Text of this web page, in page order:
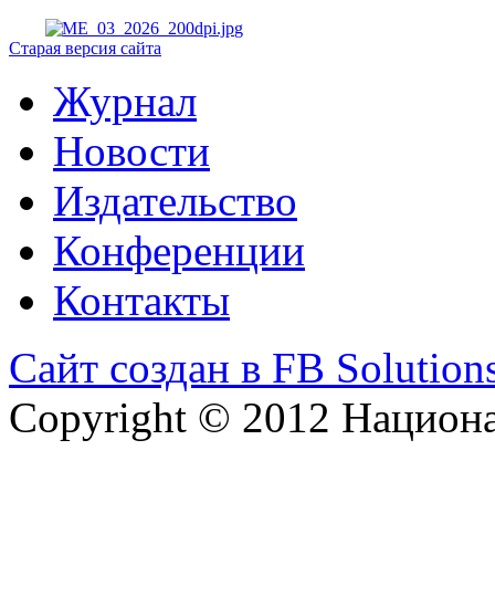
Старая версия сайта
Журнал
Новости
Издательство
Конференции
Контакты
Сайт создан в FB
Copyright © 2012